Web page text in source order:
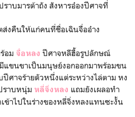
มารต้าถัง สังหารอ๋องปีศาจที่
คืนให้แก่คนที่ชื่อเฉินจื่ออ๋าง
อม จื่อหลง ปีศาจหลีฮื้อรูปลักษณ์
แขนขาเป็นมนุษย์งอกออกมาพร้อมขน
ศาจร้ายตัวหนึ่งแต่ระหว่างไล่ตาม หง
ราบหนุ่ม หลี่จิ่งหลง แถมยังเผลอทำ
ข้าไปในร่างของหลี่จิ่งหลงแทนซะงั้น